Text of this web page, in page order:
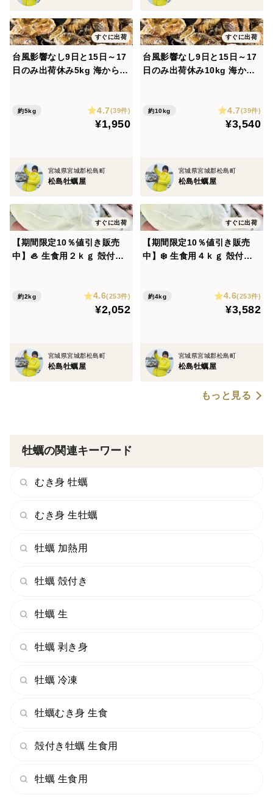
すぐに出荷
台風影響なし9日と15日～17
日のみ出荷休み5kg 海から水
ザラガイ 手間のかかる牡蠣で
す 生牡蠣 牡蛎 kaki oyster
約5kg 4.7(39件)
¥1,950
宮城県宮城郡松島町
松島牡蠣屋
すぐに出荷
台風影響なし9日と15日～17
日のみ出荷休み10kg 海から
カザラガイ 手間のかかる牡蠣
です 生牡蠣 牡蛎 kaki oyste
約10kg 4.7(39件)
¥3,540
宮城県宮城郡松島町
松島牡蠣屋
すぐに出荷
【期間限定10％値引き販売
中】🦪 生食用２ｋｇ 殻付き
適！🔥 海産物 オイスター😋
冷凍牡蠣 貝類二枚貝 B
約2kg 4.6(253件)
¥2,052
宮城県宮城郡松島町
松島牡蠣屋
すぐに出荷
【期間限定10％値引き販売
中】❄️ 生食用４ｋｇ 殻付き
ーに！ 🔥 オイスター 貝 😋冷
約4kg 4.6(253件)
¥3,582
宮城県宮城郡松島町
松島牡蠣屋
もっと見る
牡蠣の関連キーワード
むき身 牡蠣
むき身 生牡蠣
牡蠣 加熱用
牡蠣 殻付き
牡蠣 生
牡蠣 剥き身
牡蠣 冷凍
牡蠣むき身 生食
殻付き牡蠣 生食用
牡蠣 生食用